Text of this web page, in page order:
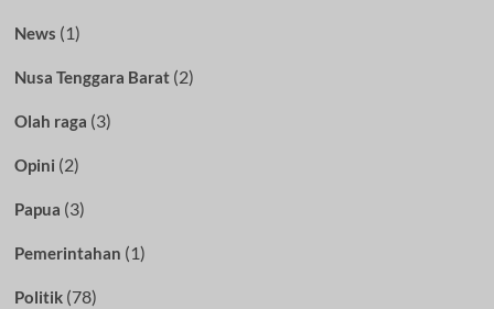
News (1)
Nusa Tenggara Barat(2)
Olah raga (3)
Opini (2)
Papua (3)
Pemerintahan (1)
Politik(78)